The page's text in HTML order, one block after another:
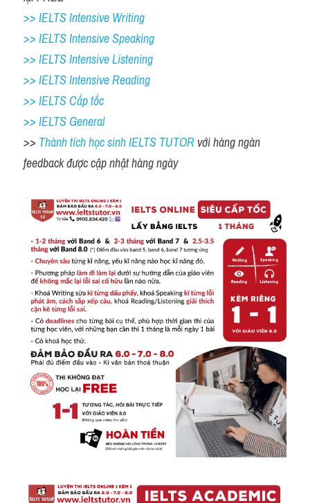
>> IELTS Intensive Writing
>> IELTS Intensive Speaking
>> IELTS Intensive Listening
>> IELTS Intensive Reading
>> IELTS Cấp tốc
>> IELTS General
>> Thành tích học sinh IELTS TUTOR với hàng ngàn
feedback được cập nhật hàng ngày